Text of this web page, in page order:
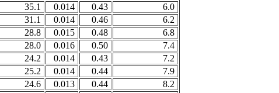
35.1 0.014 0.43
6.0
31.1 0.014 0.46
6.2
28.8 0.015 0.48
6.8
28.0 0.016 0.50
7.4
24.2 0.014 0.43
7.2
25.2 0.014 0.44
7.9
24.6 0.013 0.44
8.2